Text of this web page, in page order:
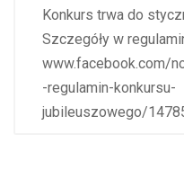
Konkurs trwa do
Szczegóły w
www.facebook.com/
-regulamin-konkursu-
jubileuszowego/